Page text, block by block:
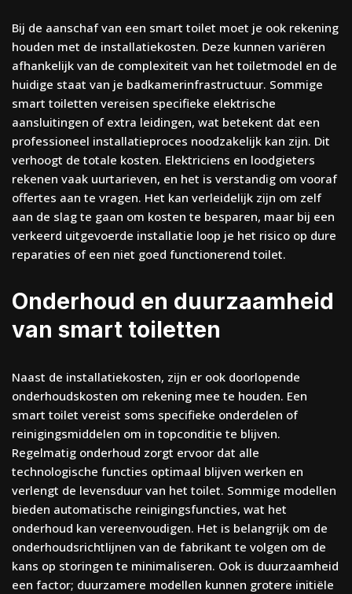
Bij de aanschaf van een smart toilet moet je ook rekening
houden met de installatiekosten. Deze kunnen variëren
afhankelijk van de complexiteit van het toiletmodel en de
huidige staat van je badkamerinfrastructuur. Sommige
smart toiletten vereisen specifieke elektrische
aansluitingen of extra leidingen, wat betekent dat een
professioneel installatieproces noodzakelijk kan zijn. Dit
verhoogt de totale kosten. Elektriciens en loodgieters
rekenen vaak uurtarieven, en het is verstandig om vooraf
offertes aan te vragen. Het kan verleidelijk zijn om zelf
aan de slag te gaan om kosten te besparen, maar bij een
verkeerd uitgevoerde installatie loop je het risico op dure
reparaties of een niet goed functionerend toilet.
Onderhoud en duurzaamheid
van smart toiletten
Naast de installatiekosten, zijn er ook doorlopende
onderhoudskosten om rekening mee te houden. Een
smart toilet vereist soms specifieke onderdelen of
reinigingsmiddelen om in topconditie te blijven.
Regelmatig onderhoud zorgt ervoor dat alle
technologische functies optimaal blijven werken en
verlengt de levensduur van het toilet. Sommige modellen
bieden automatische reinigingsfuncties, wat het
onderhoud kan vereenvoudigen. Het is belangrijk om de
onderhoudsrichtlijnen van de fabrikant te volgen om de
kans op storingen te minimaliseren. Ook is duurzaamheid
een factor; duurzamere modellen kunnen grotere initiële